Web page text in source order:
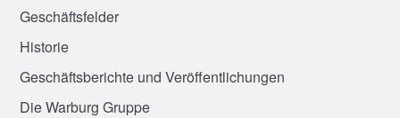
Geschäftsfelder
Historie
Geschäftsberichte und Veröffentlichungen
Die Warburg Gruppe